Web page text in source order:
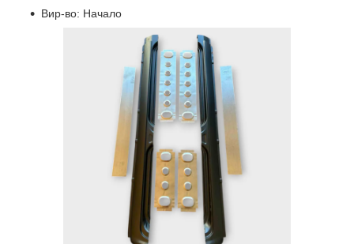
Вир-во: Начало